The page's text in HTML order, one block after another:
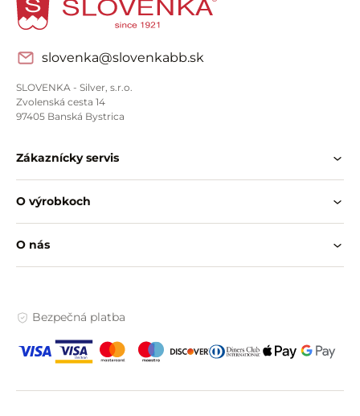
slovenka@slovenkabb.sk
SLOVENKA - Silver, s.r.o.
Zvolenská cesta 14
97405 Banská Bystrica
Zákaznícky servis
O výrobkoch
O nás
Bezpečná platba